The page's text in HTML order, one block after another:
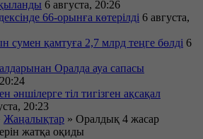
6 августа, 20:26
66-орынға көтерілді 6 августа,
қамтуға 2,7 млрд теңге бөлді 6
Оралда ауа сапасы
әншілерге тіл тигізген ақсақал
20:23
Жаңалықтар » Оралдық 4 жасар
жатқа оқиды